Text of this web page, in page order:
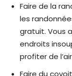
Faire de la
les
gratuit. Vous
endroits
profiter de